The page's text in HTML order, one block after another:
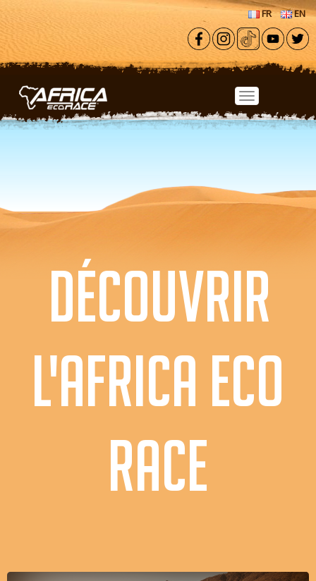
Aller au contenu principal
FR EN
DÉCOUVRIR
L'AFRICA ECO
RACE